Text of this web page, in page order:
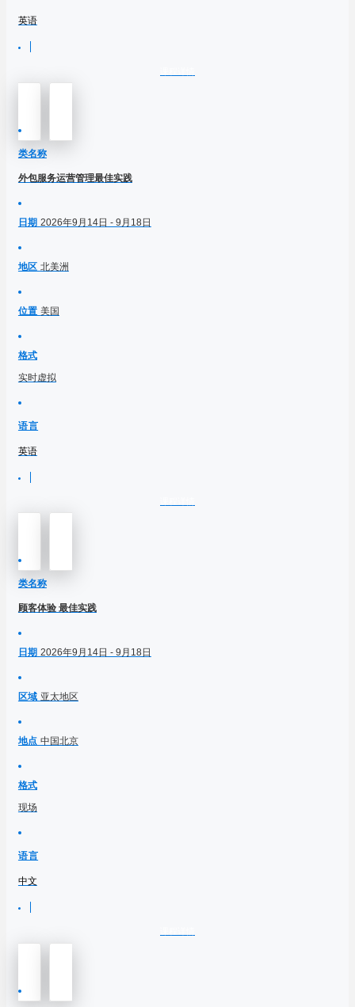
英语
类名称
外包服务运营管理最佳实践
日期 2026年9月14日 - 9月18日
地区 北美洲
位置 美国
格式
实时虚拟
语言
英语
类名称
顾客体验 最佳实践
日期 2026年9月14日 - 9月18日
区域 亚太地区
地点 中国北京
格式
现场
语言
中文